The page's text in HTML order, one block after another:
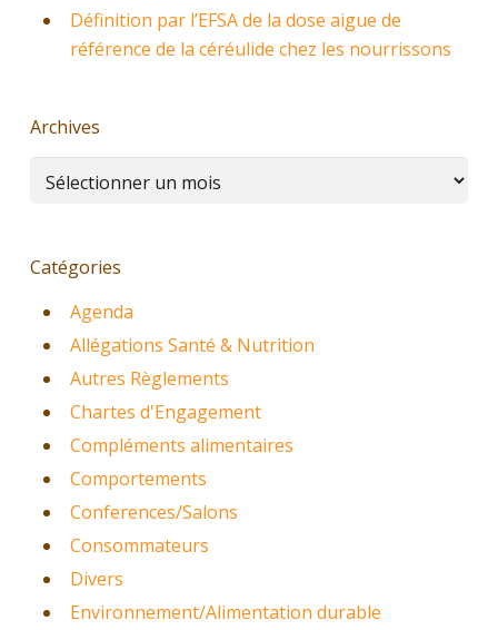
Définition par l’EFSA de la dose aigue de
référence de la céréulide chez les nourrissons
Archives
Archives
Catégories
Agenda
Allégations Santé & Nutrition
Autres Règlements
Chartes d'Engagement
Compléments alimentaires
Comportements
Conferences/Salons
Consommateurs
Divers
Environnement/Alimentation durable